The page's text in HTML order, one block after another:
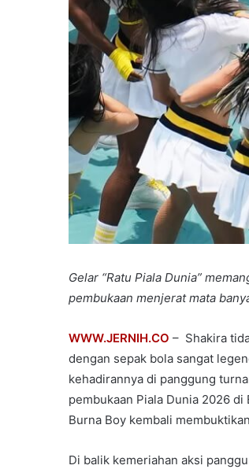
Gelar “Ratu Piala Dunia”
pembukaan menjerat mata
WWW.JERNIH.CO – Shakira
dengan sepak bola sangat
kehadirannya di panggung
pembukaan Piala Dunia 2026 di
Burna Boy kembali
Di balik kemeriahan aksi